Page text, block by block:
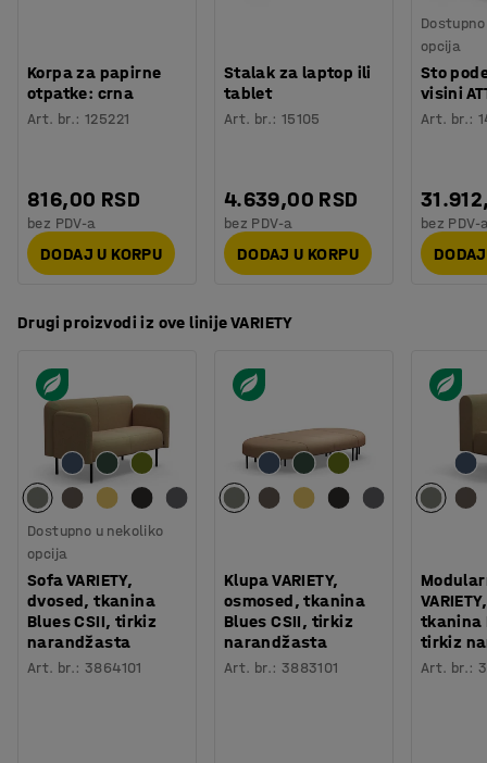
Serija se sastoji od sofa, taburea i klupa koje se mogu
kombinovati sa drugim jedinicama na beskrajne načine
za potpuno jedinstven prostor za sedenje.
Montaža: Sklopljeno
Testiranje : EN 16139:2013
Kvalitet & eko oznaka
Möbelfakta 120251201
Korpa za papirne
otpatke: crna
Art. br.:125221
816,00 RSD
bez PDV-a
DODAJ U KORPU
Stalak za laptop ili
tablet
Art. br.: 15105
4.639,00 RSD
bez PDV-a
DODAJ U KORPU
opcija
Sto
visini
Art. br.:
bez PDV-
Drugi proizvodi iz ove linije VARIETY
Dostupno u nekoliko
opcija
Sofa VARIETY,
dvosed, tkanina
Blues CSII, tirkiz
narandžasta
Art. br.:3864101
Klupa VARIETY,
osmosed, tkanina
Blues CSII, tirkiz
narandžasta
Art. br.: 3883101
tkanina
tirkiz
Art. br.: